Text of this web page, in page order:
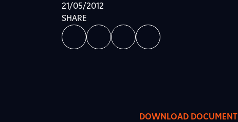
21/05/2012
SHARE
DOWNLOAD DOCUMENT